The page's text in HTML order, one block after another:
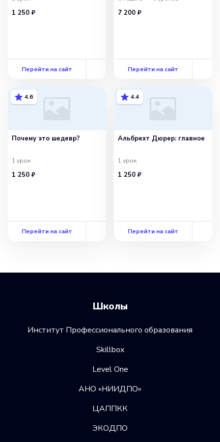
1 250 ₽
Перейти на сайт
7 200 ₽
Перейти на сайт
4.6
Почему это шедевр?
1 урок
1 250 ₽
Перейти на сайт
4.4
Альбрехт Дюрер: главное
1 урок
1 250 ₽
Перейти на сайт
Школы
Институт Профессионального образования
Skillbox
Level One
АНО «НИИДПО»
ЦАППКК
ЭКОДПО